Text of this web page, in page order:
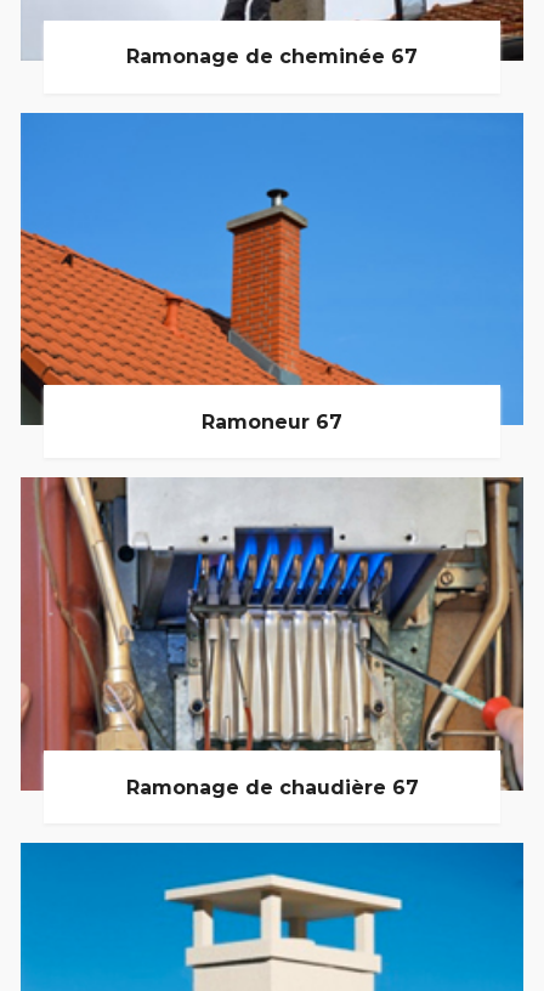
Ramonage de cheminée 67
Ramoneur 67
Ramonage de chaudière 67